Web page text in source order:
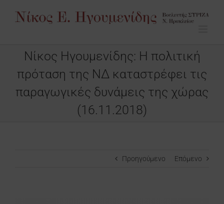
Νίκος Ηγουμενίδης: Η πολιτική
πρόταση της ΝΔ καταστρέφει τις
παραγωγικές δυνάμεις της χώρας
(16.11.2018)
Προηγούμενο Επόμενο